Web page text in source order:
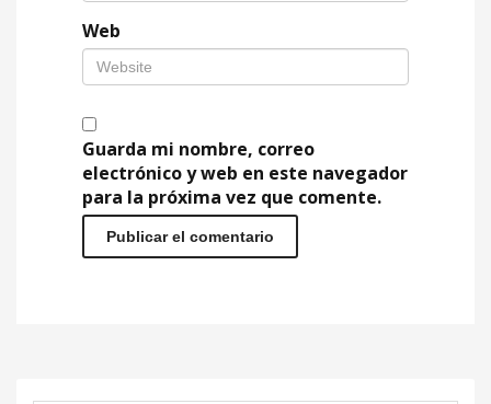
Web
Guarda mi nombre, correo
electrónico y web en este navegador
para la próxima vez que comente.